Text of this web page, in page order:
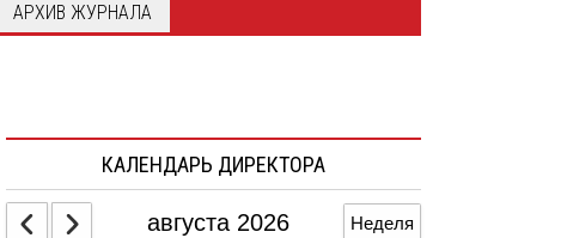
АРХИВ ЖУРНАЛА
КАЛЕНДАРЬ ДИРЕКТОРА
августа 2026 Неделя